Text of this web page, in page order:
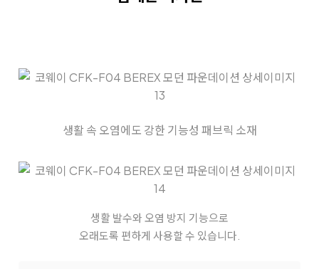
생활 속 오염에도 강한 기능성 패브릭 소재
생활 발수와 오염 방지 기능으로
오래도록 편하게 사용할 수 있습니다.